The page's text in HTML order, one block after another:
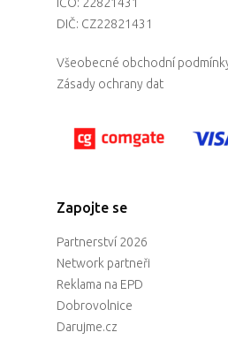
IČO: 22821431
DIČ: CZ22821431
Všeobecné obchodní
Zásady ochrany dat
Zapojte se
Partnerství 2026
Network partneři
Reklama na EPD
Dobrovolnice
Darujme.cz